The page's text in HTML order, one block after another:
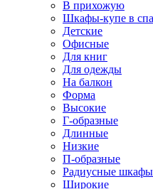
В прихожую
Шкафы-купе в
Детские
Офисные
Для книг
Для одежды
На балкон
Форма
Высокие
Г-образные
Длинные
Низкие
П-образные
Радиусные
Широкие